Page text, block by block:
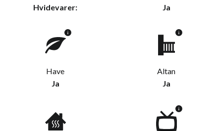
Hvidevarer:
Ja
Have
Ja
Altan
Ja